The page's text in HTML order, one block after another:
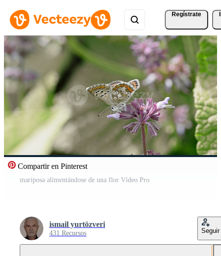
Regístrate
Compartir en Pinterest
mariposa alimentándose de una flor Vídeo Pro
ismail yurtözveri
431 Recursos Seguir